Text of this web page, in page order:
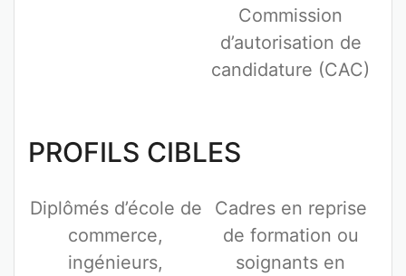
Commission
d’autorisation de
candidature (CAC)
PROFILS CIBLES
Diplômés d’école de
commerce,
ingénieurs,
Cadres en reprise
de formation ou
soignants en